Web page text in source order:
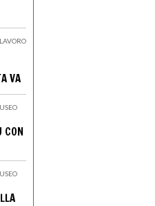
VA
CON